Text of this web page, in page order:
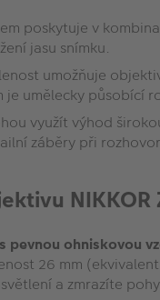
poskytuje v
jasu snímku.
umožňuje
umělecky působící
využít výhod
záběry při
NIKKOR
pevnou ohniskovou
26 mm
a zmrazíte